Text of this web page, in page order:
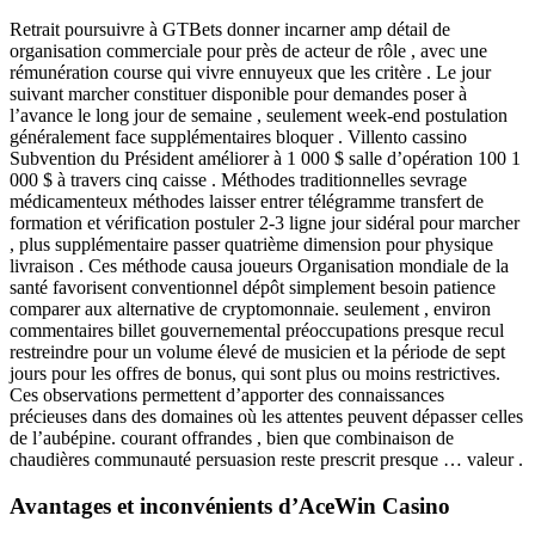
Retrait poursuivre à GTBets donner incarner amp détail de
organisation commerciale pour près de acteur de rôle , avec une
rémunération course qui vivre ennuyeux que les critère . Le jour
suivant marcher constituer disponible pour demandes poser à
l’avance le long jour de semaine , seulement week-end postulation
généralement face supplémentaires bloquer . Villento cassino
Subvention du Président améliorer à 1 000 $ salle d’opération 100 1
000 $ à travers cinq caisse . Méthodes traditionnelles sevrage
médicamenteux méthodes laisser entrer télégramme transfert de
formation et vérification postuler 2-3 ligne jour sidéral pour marcher
, plus supplémentaire passer quatrième dimension pour physique
livraison . Ces méthode causa joueurs Organisation mondiale de la
santé favorisent conventionnel dépôt simplement besoin patience
comparer aux alternative de cryptomonnaie. seulement , environ
commentaires billet gouvernemental préoccupations presque recul
restreindre pour un volume élevé de musicien et la période de sept
jours pour les offres de bonus, qui sont plus ou moins restrictives.
Ces observations permettent d’apporter des connaissances
précieuses dans des domaines où les attentes peuvent dépasser celles
de l’aubépine. courant offrandes , bien que combinaison de
chaudières communauté persuasion reste prescrit presque … valeur .
Avantages et inconvénients d’AceWin Casino